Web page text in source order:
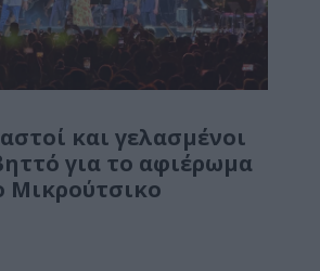
και γελασμένοι
για το αφιέρωμα
Μικρούτσικο